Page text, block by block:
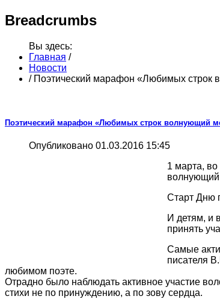
Breadcrumbs
Вы здесь:
Главная /
Новости
/ Поэтический марафон «Любимых строк
Поэтический марафон «Любимых строк волнующий
Опубликовано 01.03.2016 15:45
1 марта,
волнующий
Старт Дню
И детям, и
принять
Самые
писателя
любимом поэте.
Отрадно было наблюдать активное участие
стихи не по принуждению, а по зову сердца.